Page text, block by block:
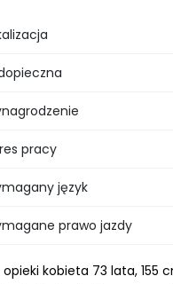
pracy
język
prawo jazdy
opieki kobieta 73 lata, 155